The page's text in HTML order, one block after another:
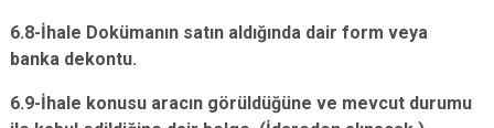
6.8-İhale Dokümanın satın aldığında dair form veya
banka dekontu.
6.9-İhale konusu aracın görüldüğüne ve mevcut durumu